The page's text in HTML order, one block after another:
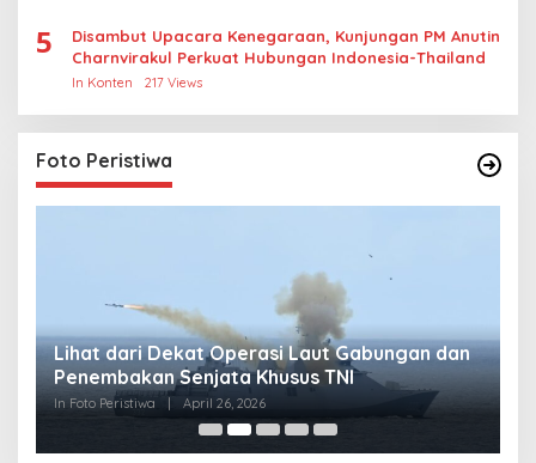
5
Disambut Upacara Kenegaraan, Kunjungan PM Anutin
Charnvirakul Perkuat Hubungan Indonesia-Thailand
In Konten 217 Views
Foto Peristiwa
Lihat dari Dekat Operasi Laut Gabungan dan
Penembakan Senjata Khusus TNI
In Foto Peristiwa | April 26, 2026